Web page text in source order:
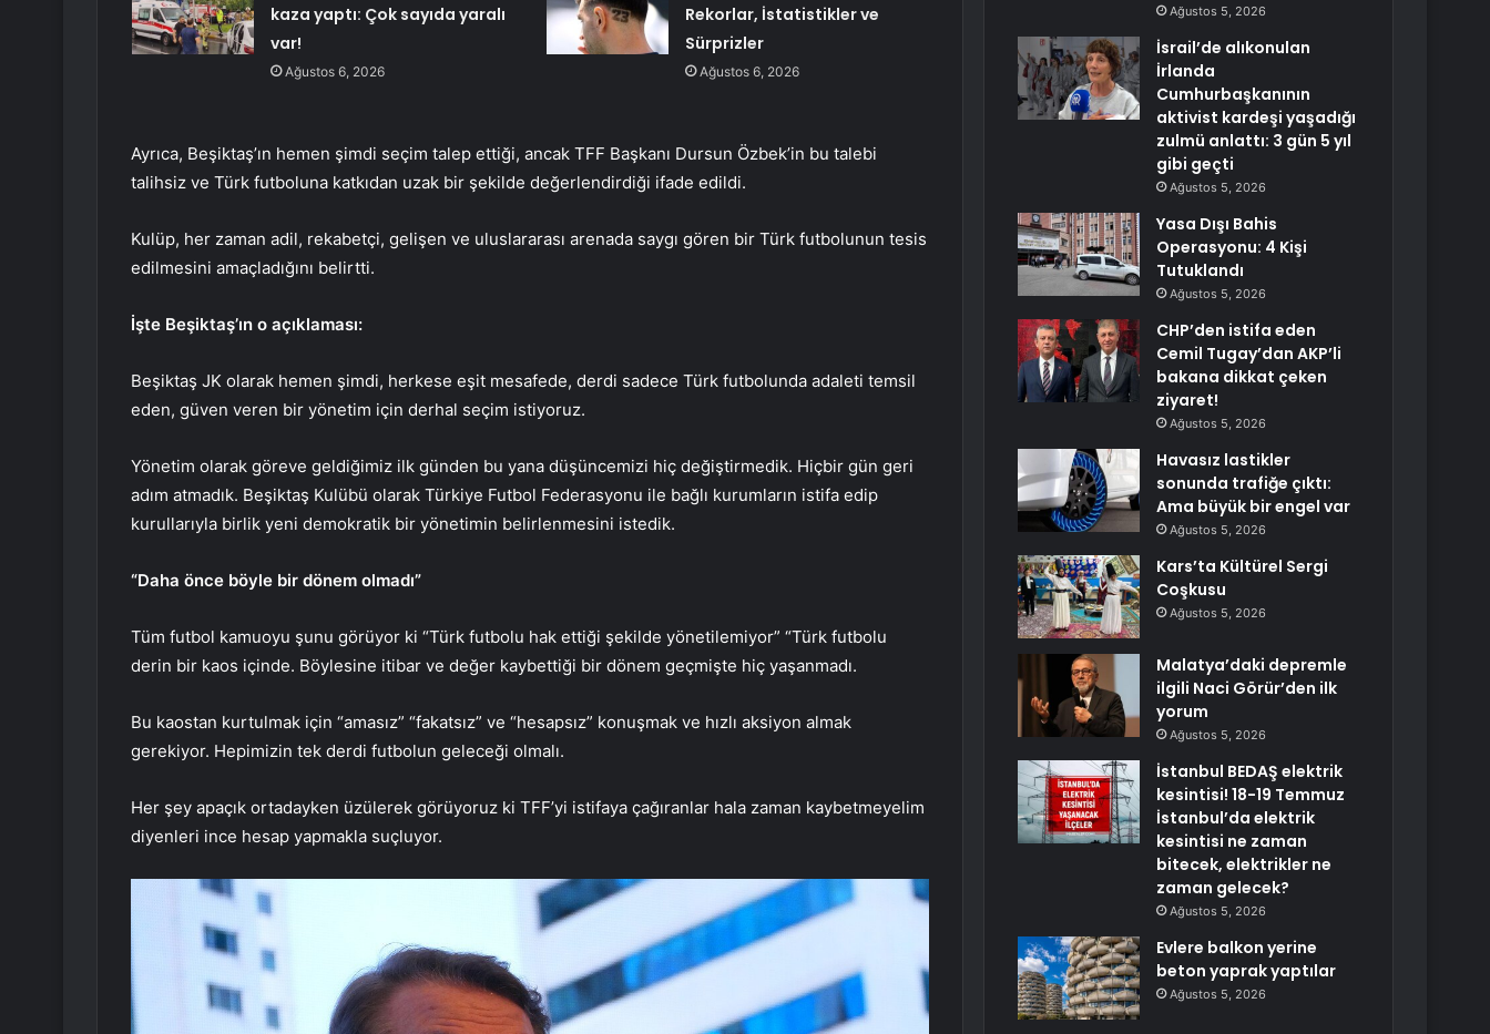
kaza yaptı: Çok sayıda yaralı
var!
Ağustos 6, 2026
Rekorlar, İstatistikler ve
Sürprizler
Ağustos 6, 2026
Ayrıca, Beşiktaş’ın hemen şimdi seçim talep ettiği, ancak TFF Başkanı Dursun Özbek’in bu talebi
talihsiz ve Türk futboluna katkıdan uzak bir şekilde değerlendirdiği ifade edildi.
Kulüp, her zaman adil, rekabetçi, gelişen ve uluslararası arenada saygı gören bir Türk futbolunun tesis
edilmesini amaçladığını belirtti.
İşte Beşiktaş’ın o açıklaması:
Beşiktaş JK olarak hemen şimdi, herkese eşit mesafede, derdi sadece Türk futbolunda adaleti temsil
eden, güven veren bir yönetim için derhal seçim istiyoruz.
Yönetim olarak göreve geldiğimiz ilk günden bu yana düşüncemizi hiç değiştirmedik. Hiçbir gün geri
adım atmadık. Beşiktaş Kulübü olarak Türkiye Futbol Federasyonu ile bağlı kurumların istifa edip
kurullarıyla birlik yeni demokratik bir yönetimin belirlenmesini istedik.
“Daha önce böyle bir dönem olmadı”
Tüm futbol kamuoyu şunu görüyor ki “Türk futbolu hak ettiği şekilde yönetilemiyor” “Türk futbolu
derin bir kaos içinde. Böylesine itibar ve değer kaybettiği bir dönem geçmişte hiç yaşanmadı.
Bu kaostan kurtulmak için “amasız” “fakatsız” ve “hesapsız” konuşmak ve hızlı aksiyon almak
gerekiyor. Hepimizin tek derdi futbolun geleceği olmalı.
Her şey apaçık ortadayken üzülerek görüyoruz ki TFF’yi istifaya çağıranlar hala zaman kaybetmeyelim
diyenleri ince hesap yapmakla suçluyor.
Ağustos 5, 2026
İsrail’de alıkonulan
İrlanda
Cumhurbaşkanının
aktivist kardeşi yaşadığı
zulmü anlattı: 3 gün 5 yıl
gibi geçti
Ağustos 5, 2026
Yasa Dışı Bahis
Operasyonu: 4 Kişi
Tutuklandı
Ağustos 5, 2026
CHP’den istifa eden
Cemil Tugay’dan AKP’li
bakana dikkat çeken
ziyaret!
Ağustos 5, 2026
Havasız lastikler
sonunda trafiğe çıktı:
Ama büyük bir engel var
Ağustos 5, 2026
Kars’ta Kültürel Sergi
Coşkusu
Ağustos 5, 2026
Malatya’daki depremle
ilgili Naci Görür’den ilk
yorum
Ağustos 5, 2026
İstanbul BEDAŞ elektrik
kesintisi! 18-19 Temmuz
İstanbul’da elektrik
kesintisi ne zaman
bitecek, elektrikler ne
zaman gelecek?
Ağustos 5, 2026
Evlere balkon yerine
beton yaprak yaptılar
Ağustos 5, 2026